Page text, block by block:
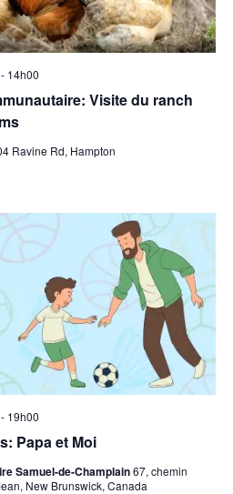
Visite du ranch
- 14h00
Ravine Rd, Hampton
Papa et Moi
- 19h00
Samuel-de-Champlain67, chemin
New Brunswick, Canada